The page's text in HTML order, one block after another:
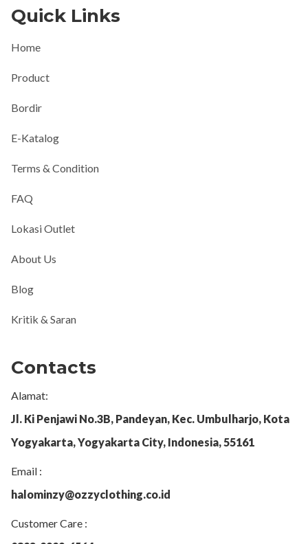
Quick Links
Home
Product
Bordir
E-Katalog
Terms & Condition
FAQ
Lokasi Outlet
About Us
Blog
Kritik & Saran
Contacts
Alamat:
Jl. Ki Penjawi No.3B, Pandeyan, Kec. Umbulharjo, Kota
Yogyakarta, Yogyakarta City, Indonesia, 55161
Email :
halominzy@ozzyclothing.co.id
Customer Care :